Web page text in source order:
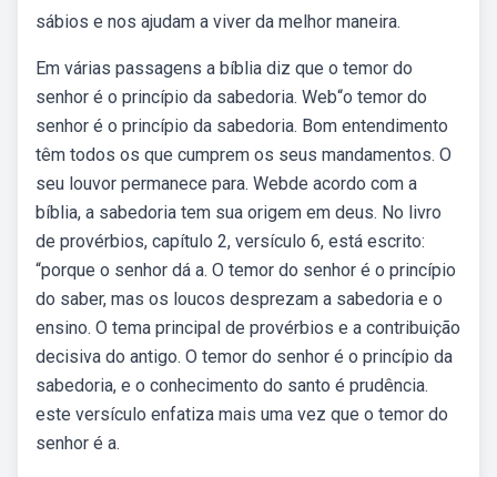
sábios e nos ajudam a viver da melhor maneira.
Em várias passagens a bíblia diz que o temor do
senhor é o princípio da sabedoria. Web“o temor do
senhor é o princípio da sabedoria. Bom entendimento
têm todos os que cumprem os seus mandamentos. O
seu louvor permanece para. Webde acordo com a
bíblia, a sabedoria tem sua origem em deus. No livro
de provérbios, capítulo 2, versículo 6, está escrito:
“porque o senhor dá a. O temor do senhor é o princípio
do saber, mas os loucos desprezam a sabedoria e o
ensino. O tema principal de provérbios e a contribuição
decisiva do antigo. O temor do senhor é o princípio da
sabedoria, e o conhecimento do santo é prudência.
este versículo enfatiza mais uma vez que o temor do
senhor é a.